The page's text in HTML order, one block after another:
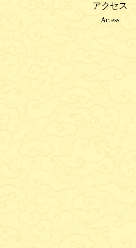
アクセス
Access